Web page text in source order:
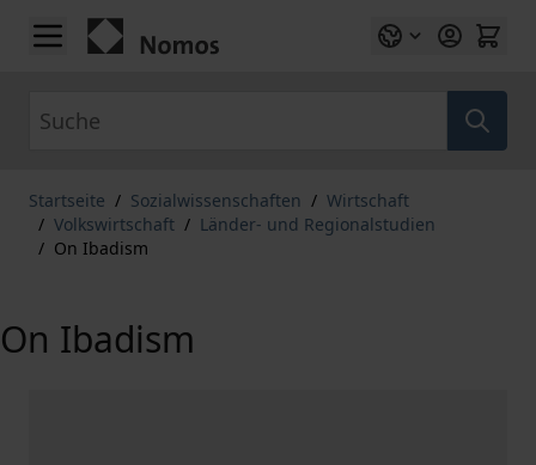
Zum Inhalt springen
Startseite / Sozialwissenschaften / Wirtschaft
/ Volkswirtschaft / Länder- und Regionalstudien
/ On Ibadism
On Ibadism